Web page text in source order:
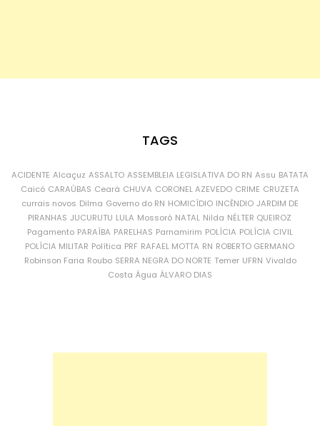
TAGS
ACIDENTE Alcaçuz ASSALTO ASSEMBLEIA LEGISLATIVA DO RN Assu BATATA
Caicó CARAÚBAS Ceará CHUVA CORONEL AZEVEDO CRIME CRUZETA
currais novos Dilma Governo do RN HOMICÍDIO INCÊNDIO JARDIM DE
PIRANHAS JUCURUTU LULA Mossoró NATAL Nilda NÉLTER QUEIROZ
Pagamento PARAÍBA PARELHAS Parnamirim POLÍCIA POLÍCIA CIVIL
POLÍCIA MILITAR Política PRF RAFAEL MOTTA RN ROBERTO GERMANO
Robinson Faria Roubo SERRA NEGRA DO NORTE Temer UFRN Vivaldo
Costa Água ÁLVARO DIAS